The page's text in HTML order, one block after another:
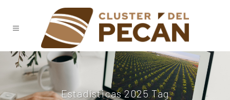
Estadísticas 2025 Tag